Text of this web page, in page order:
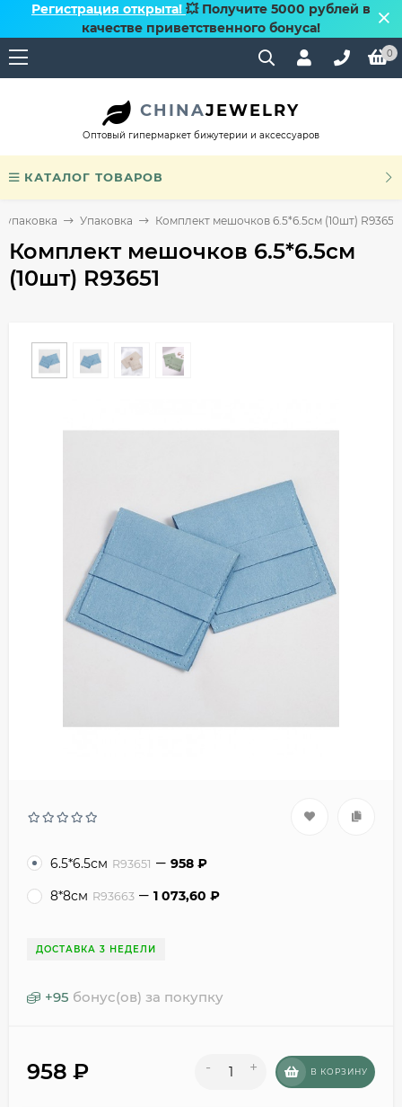
Регистрация открыта! 💥 Получите 5000 рублей в
качестве приветственного бонуса!
0
CHINAJEWELRY
Оптовый гипермаркет бижутерии и аксессуаров
КАТАЛОГ ТОВАРОВ
Упаковка Комплект мешочков 6.5*6.5см (10шт) R93651
Комплект мешочков 6.5*6.5см
(10шт) R93651
6.5*6.5см R93651 958 ₽
8*8см R93663 1 073,60 ₽
ДОСТАВКА 3 НЕДЕЛИ
+95 бонус(ов) за покупку
958 ₽ - + В КОРЗИНУ